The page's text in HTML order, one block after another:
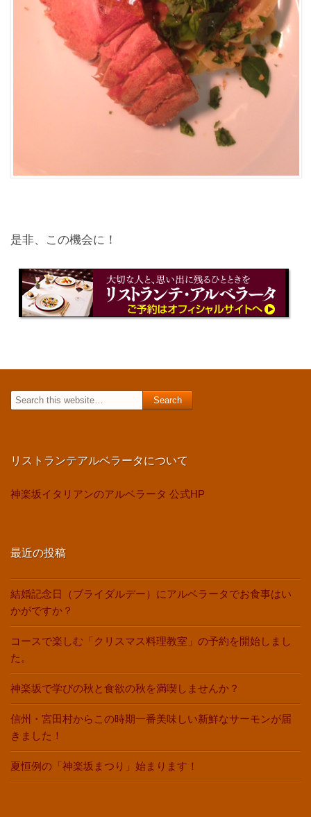
是非、この機会に！
Search
for:
リストランテアルベラータについて
神楽坂イタリアンのアルベラータ 公式HP
最近の投稿
結婚記念日（ブライダルデー）にアルベラータでお食事はい
かがですか？
コースで楽しむ「クリスマス料理教室」の予約を開始しまし
た。
神楽坂で学びの秋と食欲の秋を満喫しませんか？
信州・宮田村からこの時期一番美味しい新鮮なサーモンが届
きました！
夏恒例の「神楽坂まつり」始まります！